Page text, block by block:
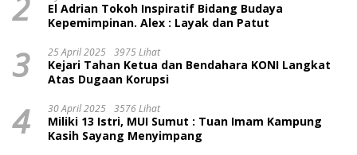
El Adrian Tokoh Inspiratif Bidang Budaya
Kepemimpinan. Alex : Layak dan Patut
3 25 April 2025 3975 Lihat
Kejari Tahan Ketua dan Bendahara KONI Langkat
Atas Dugaan Korupsi
4 30 April 2025 3576 Lihat
Miliki 13 Istri, MUI Sumut : Tuan Imam Kampung
Kasih Sayang Menyimpang